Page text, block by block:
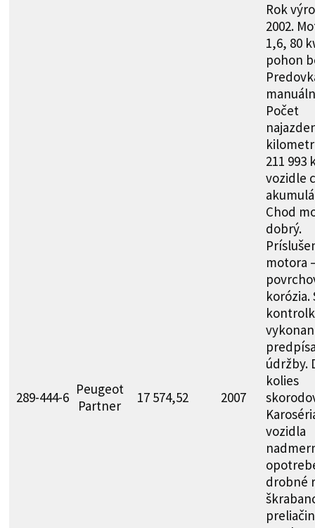
289-444-6 Peugeot
Partner
17 574,52 2007
Rok
2002.
1,6, 80
pohon
Počet
211 993
vozidle
Chod
dobrý.
motora
korózia.
údržby.
kolies
vozidla
drobné